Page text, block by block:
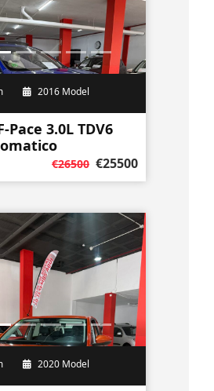
2016 Model
Pace 3.0L TDV6
€26500 €25500
2020 Model